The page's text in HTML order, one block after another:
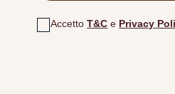
AccettoT&C e Privacy